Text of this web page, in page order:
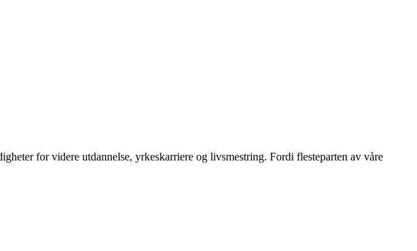
for videre utdannelse, yrkeskarriere og livsmestring. Fordi flesteparten av våre